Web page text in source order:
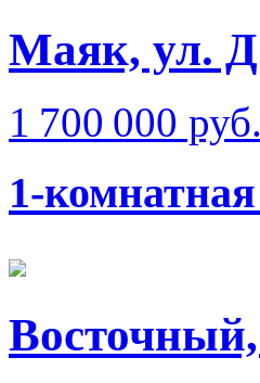
Маяк, ул.
1 700 000 руб.
1-